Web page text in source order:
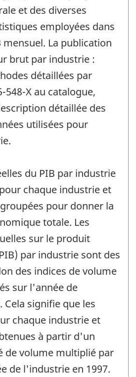
et des diverses
employées dans
mensuel. La publication
brut par industrie :
détaillées par
548-X au catalogue,
détaillée des
utilisées pour
du PIB par industrie
chaque industrie et
pour donner la
totale. Les
sur le produit
par industrie sont des
des indices de volume
sur l'année de
Cela signifie que les
chaque industrie et
à partir d'un
de volume multiplié par
de l'industrie en 1997.